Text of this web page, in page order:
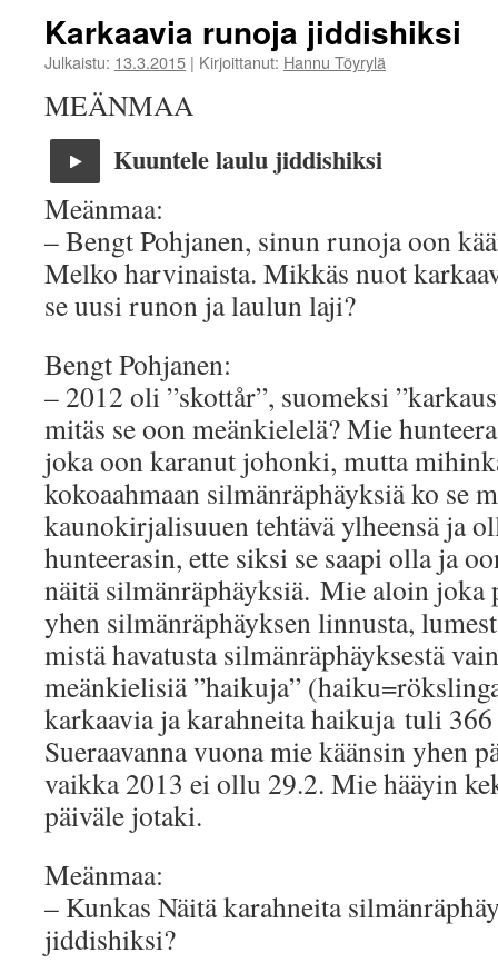
Karkaavia runoja jiddishiksi
Julkaistu: 13.3.2015 | Kirjoittanut: Hannu Töyrylä
MEÄNMAA
Kuuntele laulu jiddishiksi
Meänmaa:
– Bengt Pohjanen, sinun runoja oon
Melko harvinaista. Mikkäs nuot
se uusi runon ja laulun laji?
Bengt Pohjanen:
– 2012 oli ”skottår”, suomeksi
mitäs se oon meänkielelä? Mie
joka oon karanut johonki, mutta
kokoaahmaan silmänräphäyksiä ko se
kaunokirjalisuuen tehtävä ylheensä ja
hunteerasin, ette siksi se saapi olla ja
näitä silmänräphäyksiä. Mie aloin joka
yhen silmänräphäyksen linnusta,
mistä havatusta silmänräphäyksestä
meänkielisiä ”haikuja”
karkaavia ja karahneita haikuja tuli
Sueraavanna vuona mie käänsin yhen
vaikka 2013 ei ollu 29.2. Mie hääyin
päiväle jotaki.
Meänmaa:
– Kunkas Näitä karahneita
jiddishiksi?